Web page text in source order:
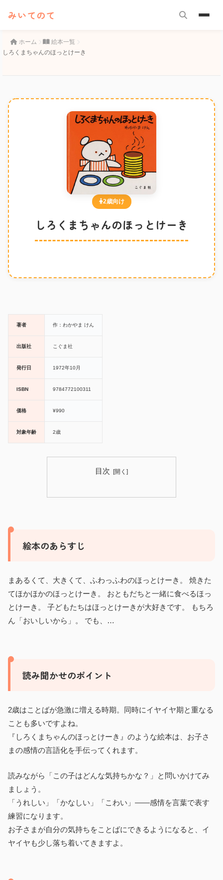
みいてのて
ホーム
絵本一覧
しろくまちゃんのほっとけーき
2歳向け
しろくまちゃんのほっとけーき
著者 作：わかやま けん
出版社 こぐま社
発行日 1972年10月
ISBN 9784772100311
価格 ¥990
対象年齢 2歳
目次
絵本のあらすじ
まあるくて、大きくて、ふわっふわのほっとけーき。 焼きた
てほかほかのほっとけーき。 おともだちと一緒に食べるほっ
とけーき。 子どもたちはほっとけーきが大好きです。 もちろ
ん「おいしいから」。 でも、…
読み聞かせのポイント
2歳はことばが急激に増える時期。同時にイヤイヤ期と重なる
ことも多いですよね。
『しろくまちゃんのほっとけーき』のような絵本は、お子さ
まの感情の言語化を手伝ってくれます。
読みながら「この子はどんな気持ちかな？」と問いかけてみ
ましょう。
「うれしい」「かなしい」「こわい」——感情を言葉で表す
練習になります。
お子さまが自分の気持ちをことばにできるようになると、イ
ヤイヤも少し落ち着いてきますよ。